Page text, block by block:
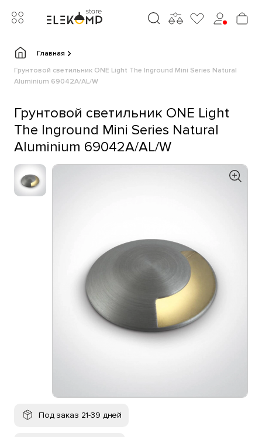
Главная
Грунтовой светильник ONE Light The Inground Mini Series Natural
Aluminium 69042A/AL/W
Грунтовой светильник ONE Light
The Inground Mini Series Natural
Aluminium 69042A/AL/W
Под заказ 21-39 дней